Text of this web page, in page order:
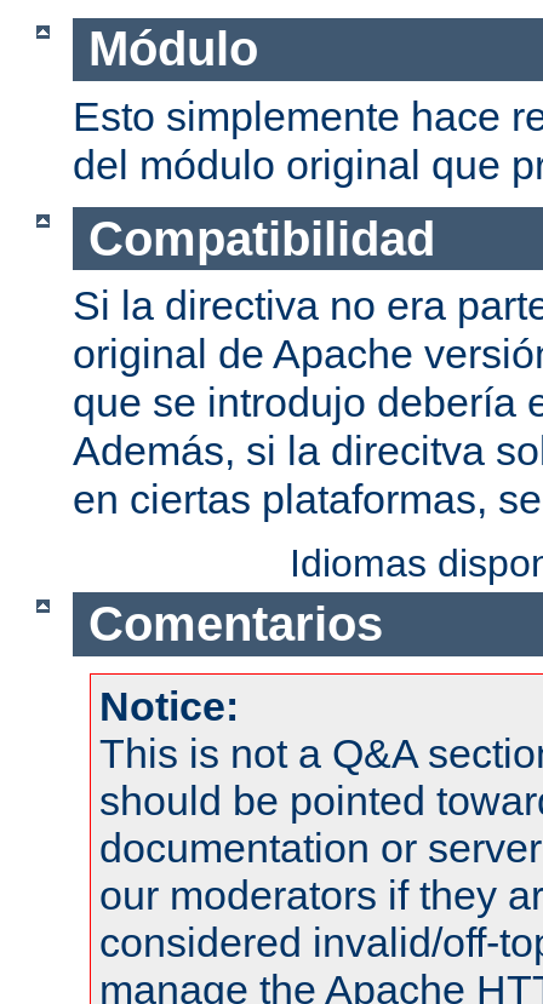
Módulo
Esto simplemente hace
del módulo original que
Compatibilidad
Si la directiva no era
original de Apache
que se introdujo debería
Además, si la direcitva
en ciertas plataformas,
Idiomas
Comentarios
Notice:
This is not a Q&A
should be pointed
documentation or
our moderators if they
considered invalid/off-
manage the Apache